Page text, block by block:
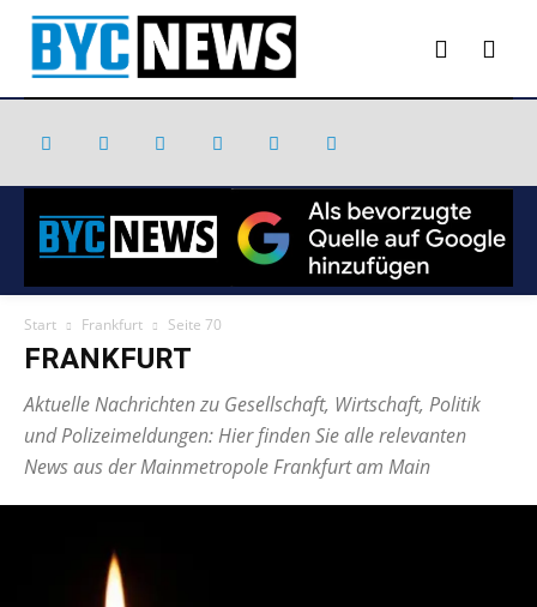
Start Frankfurt Seite 70
FRANKFURT
Aktuelle Nachrichten zu Gesellschaft, Wirtschaft, Politik
und Polizeimeldungen: Hier finden Sie alle relevanten
News aus der Mainmetropole Frankfurt am Main